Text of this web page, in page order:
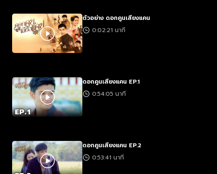
ตัวอย่าง ดอกคูนเสียงแคน
0:02:21 นาที
ดอกคูนเสียงแคน EP.1
0:54:05 นาที
ดอกคูนเสียงแคน EP.2
0:53:41 นาที